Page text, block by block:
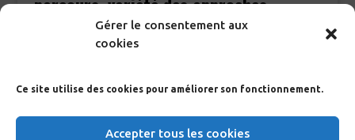
Gérer le consentement aux
cookies
Ce site utilise des cookies pour améliorer son fonctionnement.
Accepter tous les cookies
Le dépistage communautaire s’adapte à la complexité
des hôtels sociaux, des centres d’hébergement
d’urgence (CHU, CHRS), que dans la rue, les parcs, les
transports ou les lieux d’aide alimentaire.